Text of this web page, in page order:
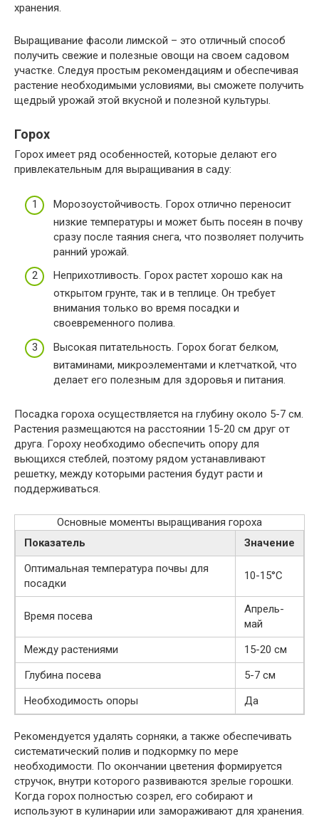
хранения.
Выращивание фасоли лимской – это отличный способ
получить свежие и полезные овощи на своем садовом
участке. Следуя простым рекомендациям и обеспечивая
растение необходимыми условиями, вы сможете получить
щедрый урожай этой вкусной и полезной культуры.
Горох
Горох имеет ряд особенностей, которые делают его
привлекательным для выращивания в саду:
Морозоустойчивость. Горох отлично переносит
низкие температуры и может быть посеян в почву
сразу после таяния снега, что позволяет получить
ранний урожай.
Неприхотливость. Горох растет хорошо как на
открытом грунте, так и в теплице. Он требует
внимания только во время посадки и
своевременного полива.
Высокая питательность. Горох богат белком,
витаминами, микроэлементами и клетчаткой, что
делает его полезным для здоровья и питания.
Посадка гороха осуществляется на глубину около 5-7 см.
Растения размещаются на расстоянии 15-20 см друг от
друга. Гороху необходимо обеспечить опору для
вьющихся стеблей, поэтому рядом устанавливают
решетку, между которыми растения будут расти и
поддерживаться.
Основные моменты выращивания гороха
Показатель
Значение
Оптимальная температура почвы для
посадки
10-15°C
Время посева
Апрель-
май
Между растениями
15-20 см
Глубина посева
5-7 см
Необходимость опоры
Да
Рекомендуется удалять сорняки, а также обеспечивать
систематический полив и подкормку по мере
необходимости. По окончании цветения формируется
стручок, внутри которого развиваются зрелые горошки.
Когда горох полностью созрел, его собирают и
используют в кулинарии или замораживают для хранения.